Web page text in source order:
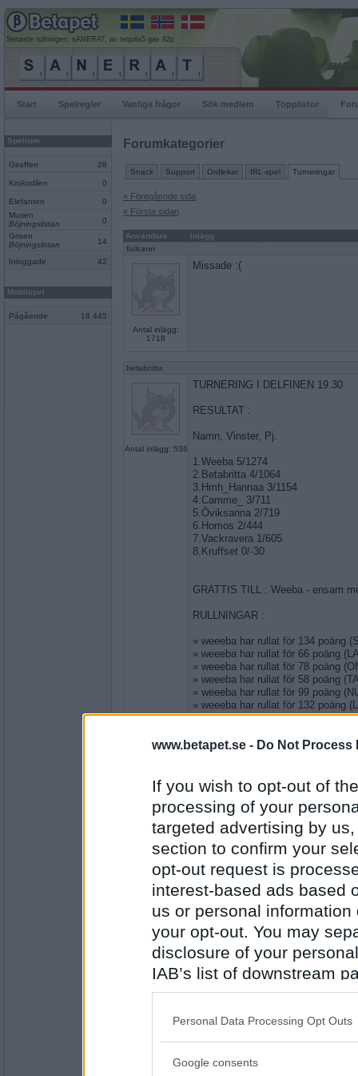
www.betapet.se - Do Not Process
If you wish to opt-out of
processing of your
targeted advertising by
section to confirm your
opt-out request is
interest-based ads based
us or personal
your opt-out. You may
disclosure of your
IAB’s list of downstream
also be disclosed by us
Downstream Participants
Please note that this
Personal Data Processing Opt Outs
Google consents
Senaste rullningen, sANERAT, av tequila5 gav 82p
Start Spelregler Vanliga frågor Sök medlem Topplistor
Spelrum
Giraffen 28
Krokodilen 0
Elefanten
0
Musen
Böjningslistan
0
Grisen
Böjningslistan
14
Inloggade 42
Mobilspel
Pågående 18 445
Forumkategorier
Snack Support Ordlekar IRL-spel Turneringar
« Föregående sida
« Första sidan
Användare
Inlägg
falkann
Antal inlägg:
1718
Missade :(
betabritta
Antal inlägg: 536
TURNERING I DELFINEN 19.30
RESULTAT :
Namn, Vinster, Pj.
1.Weeba 5/1274
2.Betabritta 4/1064
3.Hmh_Hannaa 3/1154
4.Camme_ 3/711
5.Öviksanna 2/719
6.Homos 2/444
7.Vackravera 1/605
8.Kruffset 0/-30
GRATTIS TILL : Weeba - ensam
RULLNINGAR :
» weeeba har rullat för 134 poäng
» weeeba har rullat för 66 poäng
» weeeba har rullat för 78 poäng
» weeeba har rullat för 58 poäng
» weeeba har rullat för 99 poäng
» weeeba har rullat för 132 poäng
» weeeba har rullat för 71 poäng
» betabritta har rullat för 98 poäng
» Camme_ har rullat för 167 poäng
» Camme_ har rullat för 78 poäng
» hmh-hannaa har rullat för 78
» Homos har rullat för 73 poäng
Vackraste rullen snirklade jag själv
SOpMAJAS, grattis till mig då
Kul med några nya deltagare som
chader
Antal inlägg: 74
turre på gång
JAVISST, NÄR SKA VI TA TRO?